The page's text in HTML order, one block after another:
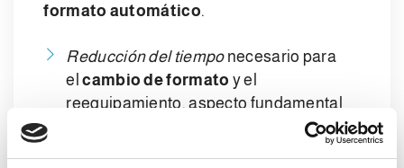
formato automático.
Reducción del tiemponecesario para
elcambio de formato y el
reequipamiento, aspecto fundamental
sobre todo cuando se tienen que realizar
frecuentes cambios de producto. De